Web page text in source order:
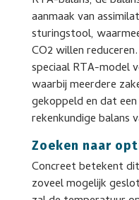
aanmaak van
sturingstool,
CO2 willen
speciaal RTA-model
waarbij meerdere
gekoppeld en dat
rekenkundige balans
Zoeken naar
Concreet betekent
zoveel mogelijk